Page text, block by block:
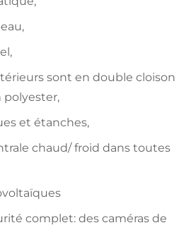
sont en double cloison
polyester,
et étanches,
chaud/ froid dans toutes
complet: des caméras de